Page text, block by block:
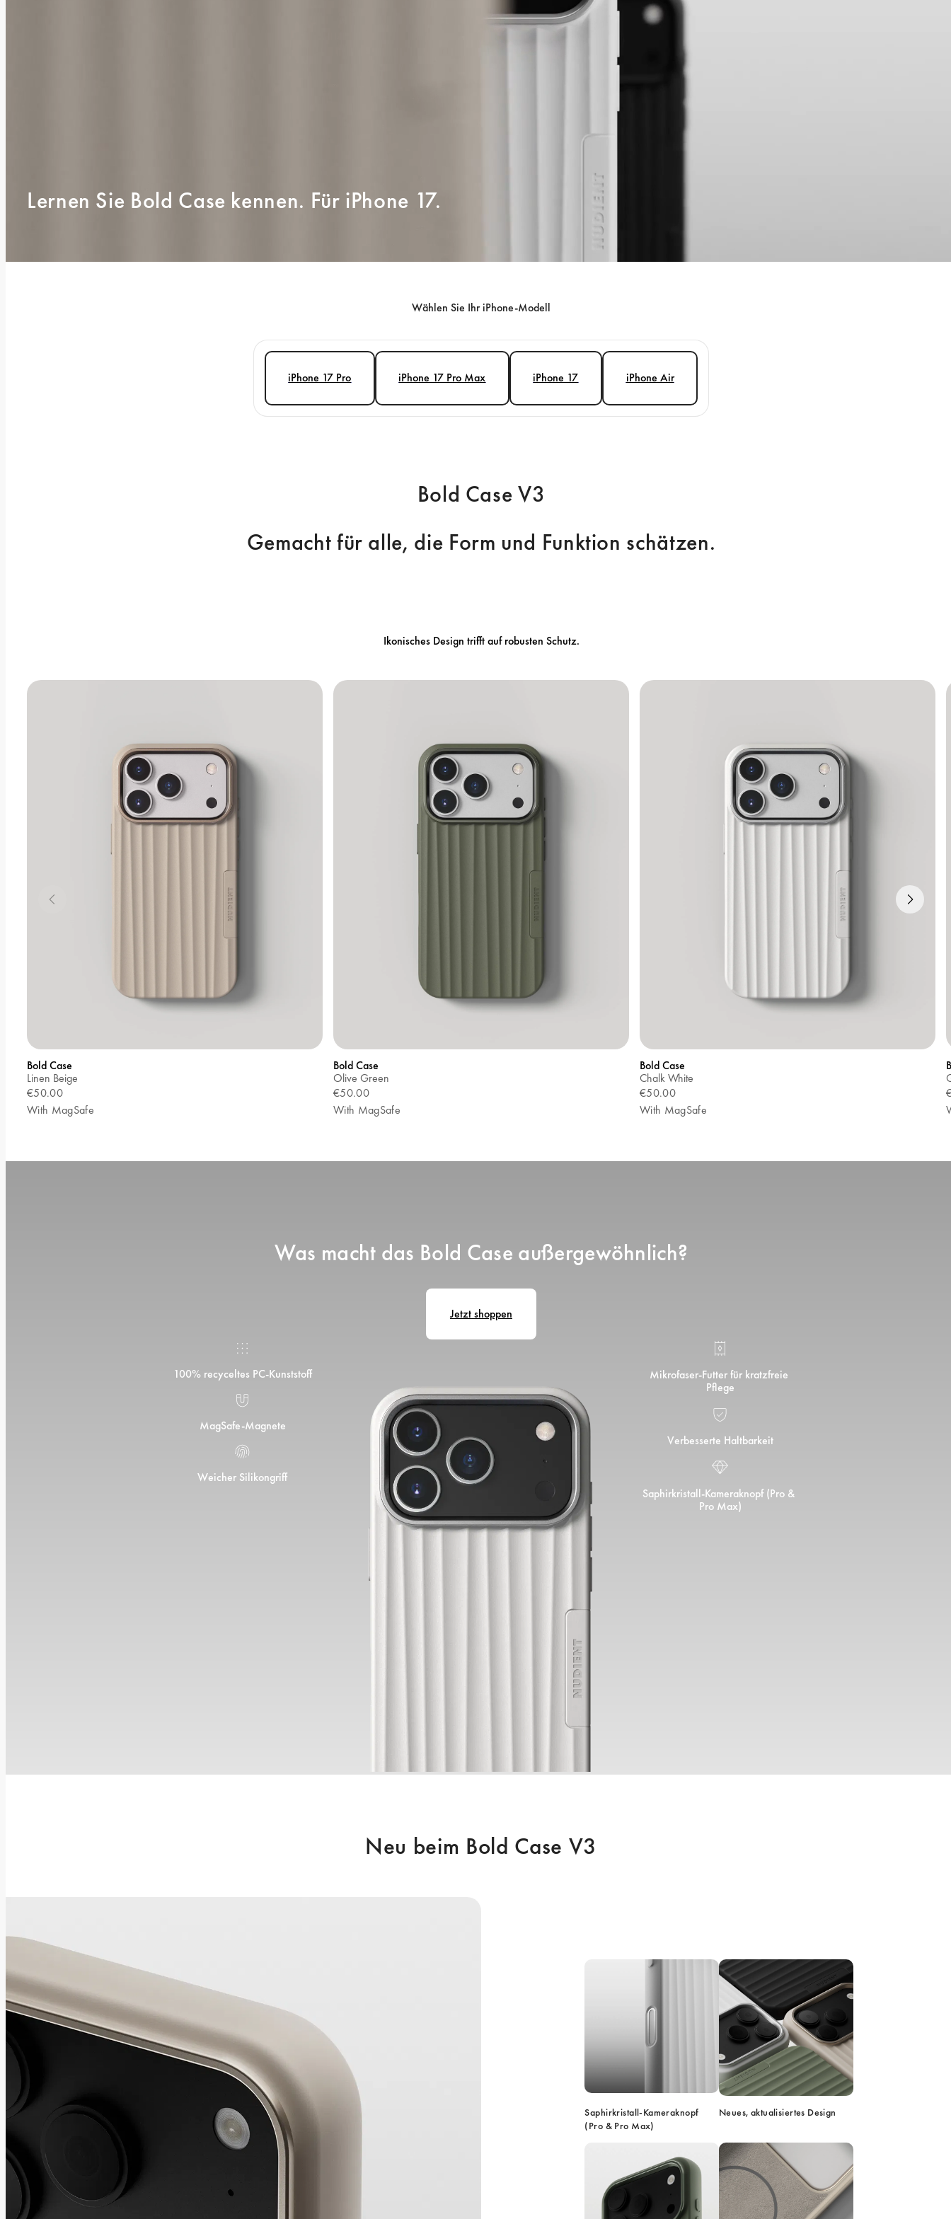
Lernen Sie Bold Case kennen. Für iPhone 17.
Wählen Sie Ihr iPhone-Modell
iPhone 17 Pro iPhone 17 Pro Max iPhone 17 iPhone Air
Bold Case V3
Gemacht für alle, die Form und Funktion schätzen.
Ikonisches Design trifft auf robusten Schutz.
Bold Case
Linen Beige
€50.00
With MagSafe
Bold Case
Olive Green
€50.00
With MagSafe
Bold Case
Chalk White
€50.00
With MagSafe
100% recyceltes PC-Kunststoff
MagSafe-Magnete
Weicher Silikongriff
Mikrofaser-Futter für kratzfreie
Pflege
Verbesserte Haltbarkeit
Saphirkristall-Kameraknopf (Pro &
Pro Max)
Jetzt shoppen
Was macht das Bold Case außergewöhnlich?
Neu beim Bold Case V3
Saphirkristall-Kameraknopf
(Pro & Pro Max)
Neues, aktualisiertes Design